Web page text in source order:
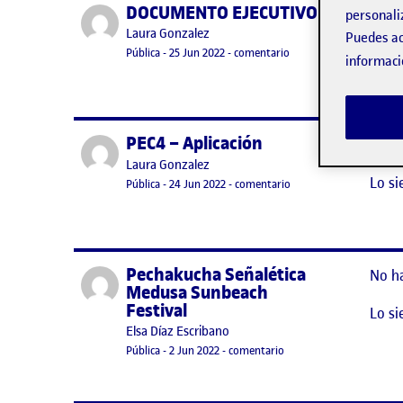
Publicado porDOCUMENTO EJECUTIVO
Publicado por
Laura Gonzalez
Visibilidad:
Pública-Fecha de publicación
25 Jun 202225 junio, 2022 2:45 pm
-comentario en DOCUMENTO
No
Lo
Publicado porPEC4 – Aplicación
Publicado por
Laura Gonzalez
Visibilidad:
Pública-Fecha de publicación
24 Jun 2022-comentario en PEC4 – Aplicación
No
Lo
Publicado porPechakucha Señalética
Medusa Sunbeach
Festival
Publicado por
Elsa Díaz Escribano
Visibilidad:
Pública-Fecha de publicación
2 Jun 2022-comentario
No
Lo
Puedes